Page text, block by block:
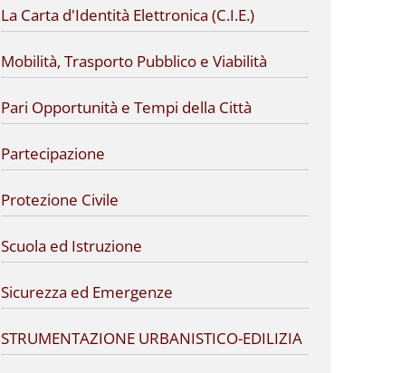
La Carta d'Identità Elettronica (C.I.E.)
Mobilità, Trasporto Pubblico e Viabilità
Pari Opportunità e Tempi della Città
Partecipazione
Protezione Civile
Scuola ed Istruzione
Sicurezza ed Emergenze
STRUMENTAZIONE URBANISTICO-EDILIZIA